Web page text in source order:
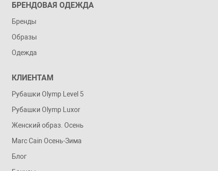
БРЕНДОВАЯ ОДЕЖДА
Бренды
Образы
Одежда
КЛИЕНТАМ
Рубашки Olymp Level 5
Рубашки Olymp Luxor
Женский образ. Осень
Marc Cain Осень-Зима
Блог